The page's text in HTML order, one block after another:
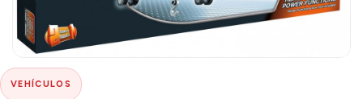
VEHÍCULOS